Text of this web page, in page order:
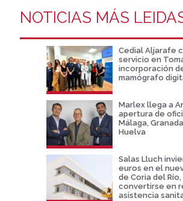
NOTICIAS MÁS
Cedial Aljarafe
servicio en
incorporación
mamógrafo
Marlex llega a
apertura de
Málaga,
Huelva
Salas Lluch
euros en el
de Coria del
convertirse en
asistencia